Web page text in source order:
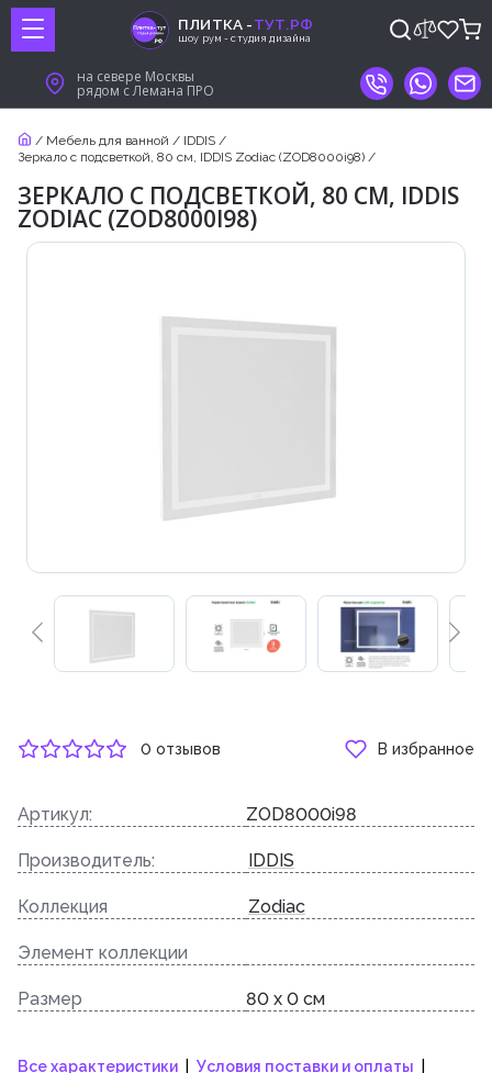
ПЛИТКА -ТУТ.РФ
шоу рум - студия дизайна
на севере Москвы
рядом с Лемана ПРО
/ Мебель для ванной / IDDIS /
Зеркало с подсветкой, 80 см, IDDIS Zodiac (ZOD8000i98) /
ЗЕРКАЛО С ПОДСВЕТКОЙ, 80 СМ, IDDIS
ZODIAC (ZOD8000I98)
0 отзывов В избранное
Артикул: ZOD8000i98
Производитель: IDDIS
Коллекция Zodiac
Элемент коллекции
Размер 80 x 0 см
Все характеристики | Условия поставки и оплаты |